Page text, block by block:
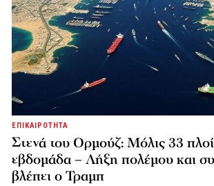
ΕΠΙΚΑΙΡΟΤΗΤΑ
Στενά του Ορμούζ: Μόλις 33
εβδομάδα – Λήξη πολέμου και
βλέπει ο Τραμπ